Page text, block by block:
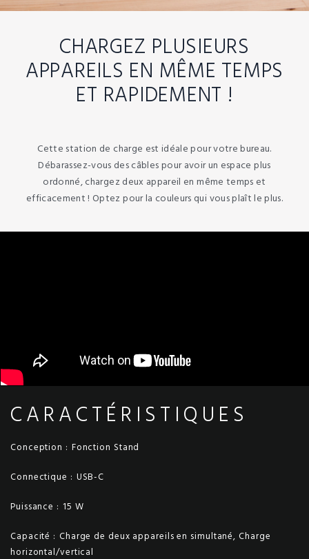
CHARGEZ PLUSIEURS
APPAREILS EN MÊME TEMPS
ET RAPIDEMENT !
Cette station de charge est idéale pour votre bureau.
Débarassez-vous des câbles pour avoir un espace plus
ordonné, chargez deux appareil en même temps et
efficacement ! Optez pour la couleurs qui vous plaît le plus.
CARACTÉRISTIQUES
Conception : Fonction Stand
Connectique : USB-C
Puissance : 15 W
Capacité : Charge de deux appareils en simultané, Charge
horizontal/vertical